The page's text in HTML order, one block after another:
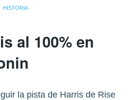
HISTORIA
al 100% en
la pista de Harris de Rise